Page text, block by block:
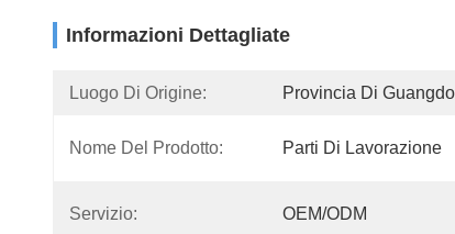
Informazioni Dettagliate
Luogo Di Origine: Provincia Di
Nome Del Prodotto: Parti Di Lavorazione
Servizio: OEM/ODM